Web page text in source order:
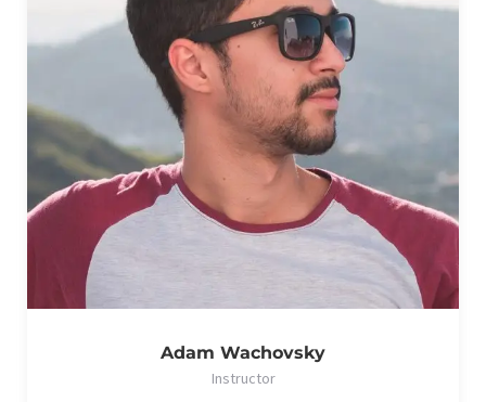
Adam Wachovsky
Instructor